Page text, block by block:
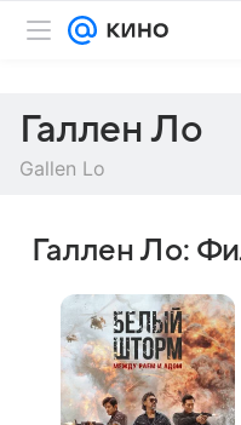
Галлен Ло
Gallen Lo
Галлен Ло: